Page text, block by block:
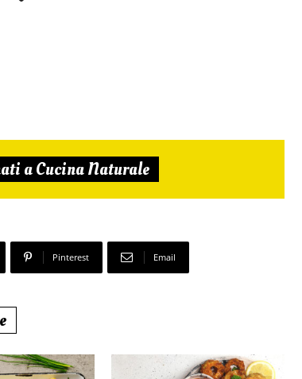
a Cucina Naturale
Pinterest Email